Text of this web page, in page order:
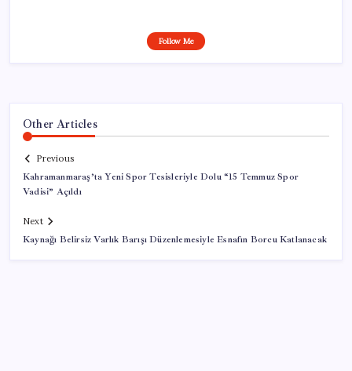
Follow Me
Other Articles
Previous
Kahramanmaraş’ta Yeni Spor Tesisleriyle Dolu “15 Temmuz Spor
Vadisi” Açıldı
Next
Kaynağı Belirsiz Varlık Barışı Düzenlemesiyle Esnafın Borcu Katlanacak